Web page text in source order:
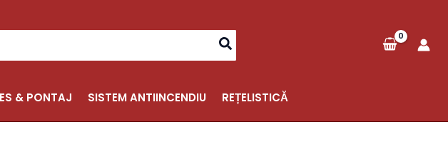
& PONTAJ SISTEM ANTIINCENDIU
REȚELISTICĂ